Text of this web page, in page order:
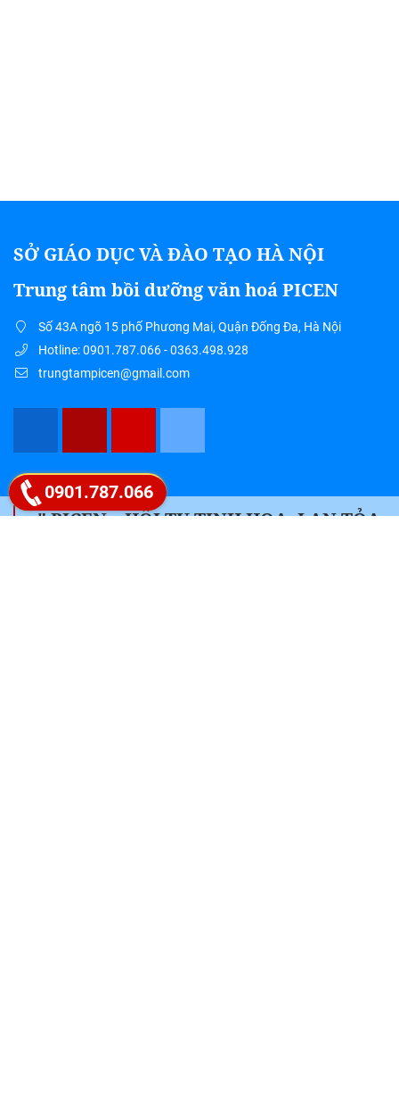
" PICEN – HỘI TỤ TINH HOA, LAN TỎA
SỞ GIÁO DỤC VÀ ĐÀO TẠO HÀ NỘI
Trung tâm bồi dưỡng văn hoá PICEN
Số 43A ngõ 15 phố Phương Mai, Quận Đống Đa, Hà Nội
Hotline: 0901.787.066 - 0363.498.928
trungtampicen@gmail.com
Google map
0901.787.066